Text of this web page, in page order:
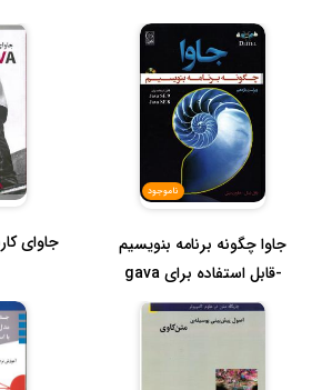
ناموجود
جاوا چگونه برنامه بنویسیم
-قابل استفاده برای gava
se9-...